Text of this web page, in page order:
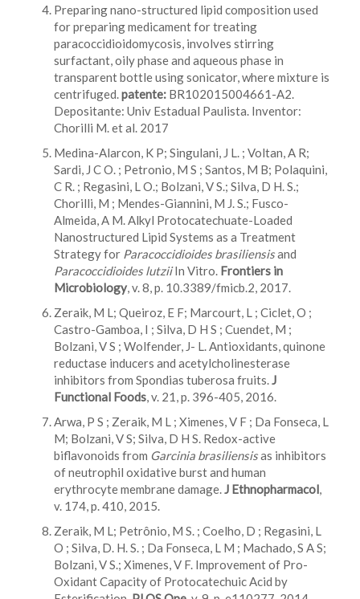
Preparing nano-structured lipid composition used
for preparing medicament for treating
paracoccidioidomycosis, involves stirring
surfactant, oily phase and aqueous phase in
transparent bottle using sonicator, where mixture is
centrifuged.patente: BR102015004661-A2.
Depositante: Univ Estadual Paulista. Inventor:
Chorilli M. et al. 2017
Medina-Alarcon, K P; Singulani, J L. ; Voltan, A R;
Sardi, J C O. ; Petronio, M S ; Santos, M B; Polaquini,
C R. ; Regasini, L O.; Bolzani, V S.; Silva, D H. S.;
Chorilli, M ; Mendes-Giannini, M J. S.; Fusco-
Almeida, A M. Alkyl Protocatechuate-Loaded
Nanostructured Lipid Systems as a Treatment
Strategy for Paracoccidioides brasiliensisand
Paracoccidioides lutziiIn Vitro. Frontiers in
Microbiology, v. 8, p. 10.3389/fmicb.2, 2017.
Zeraik, M L; Queiroz, E F; Marcourt, L ; Ciclet, O ;
Castro-Gamboa, I ; Silva, D H S ; Cuendet, M ;
Bolzani, V S ; Wolfender, J- L. Antioxidants, quinone
reductase inducers and acetylcholinesterase
inhibitors from Spondias tuberosa fruits.J
Functional Foods, v. 21, p. 396-405, 2016.
Arwa, P S ; Zeraik, M L ; Ximenes, V F ; Da Fonseca, L
M; Bolzani, V S; Silva, D H S. Redox-active
biflavonoids from Garcinia brasiliensisas inhibitors
of neutrophil oxidative burst and human
erythrocyte membrane damage.J Ethnopharmacol,
v. 174, p. 410, 2015.
Zeraik, M L; Petrônio, M S. ; Coelho, D ; Regasini, L
O ; Silva, D. H. S. ; Da Fonseca, L M ; Machado, S A S;
Bolzani, V S.; Ximenes, V F. Improvement of Pro-
Oxidant Capacity of Protocatechuic Acid by